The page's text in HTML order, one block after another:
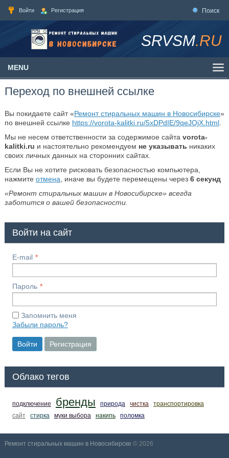
Войти Регистрация Поиск
SRVSM.RU
MENU
Переход по внешней ссылке
Вы покидаете сайт «Ремонт стиральных машин в Новосибирске»
по внешней ссылке https://vorota-kalitki.ru/5xDPdIE/9qeJOjX.html.
Мы не несем ответственности за содержимое сайта vorota-
kalitki.ru и настоятельно рекомендуем не указывать никаких
своих личных данных на сторонних сайтах.
Если Вы не хотите рисковать безопасностью компьютера,
нажмите отмена , иначе вы будете перемещены через 6секунд
«Ремонт стиральных машин в Новосибирске» всегда
заботится о вашей безопасности.
Войти на сайт
E-mail
Пароль
Запомнить меня
Забыли пароль?
Войти Регистрация
Облако тегов
подключение бренды природа чистка
транспортировка
сайт
стирка муки выбора накипь поломка
Ремонт стиральных машин в Новосибирске © 2026